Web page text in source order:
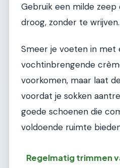
Gebruik een milde
droog, zonder te wrijven.
Smeer je voeten in met
vochtinbrengende
voorkomen, maar laat
voordat je sokken
goede schoenen die
voldoende ruimte
Regelmatig trimmen